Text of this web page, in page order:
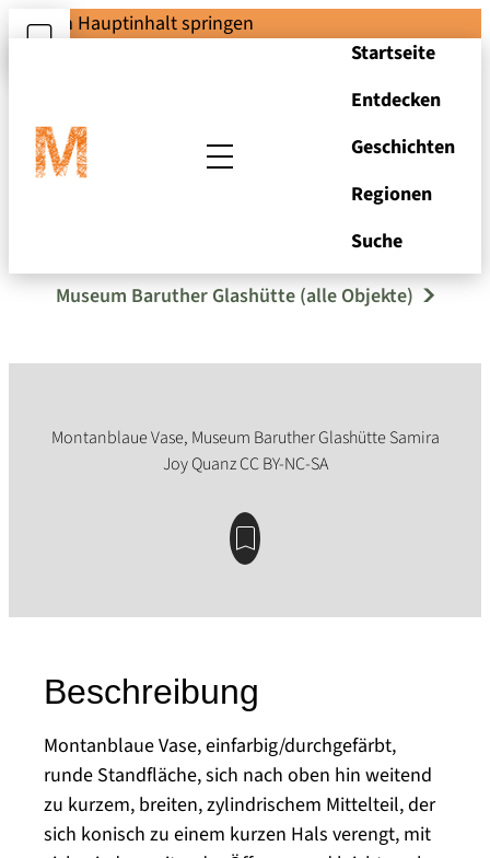
Zum Hauptinhalt springen
Startseite
Entdecken
Geschichten
Regionen
Suche
Montanblaue Vase
Museum Baruther Glashütte (alle Objekte)
Beschreibung
Montanblaue Vase, einfarbig/durchgefärbt,
runde Standfläche, sich nach oben hin weitend
zu kurzem, breiten, zylindrischem Mittelteil, der
sich konisch zu einem kurzen Hals verengt, mit